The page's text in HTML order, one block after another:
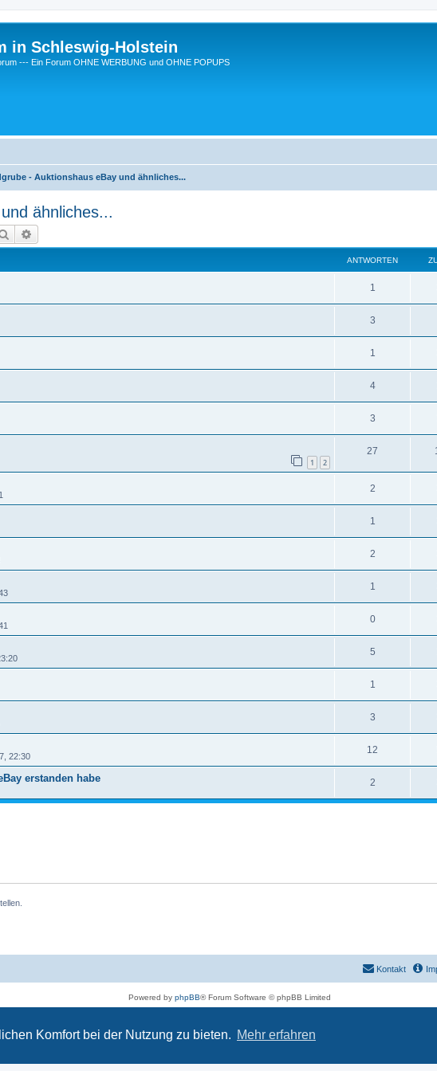
Komfort bei der Nutzung zu bieten. Mehr erfahren
in Schleswig-Holstein
--- Ein Forum OHNE WERBUNG und OHNE POPUPS
- Auktionshaus eBay und ähnliches...
ähnliches...
Suche
ANTWORTEN
1
3
1
4
3
1 2
27
2
1
2
1
0
5
1
3
22:30
12
erstanden habe 2
Kontakt
Powered by phpBB® Forum Software © phpBB Limited